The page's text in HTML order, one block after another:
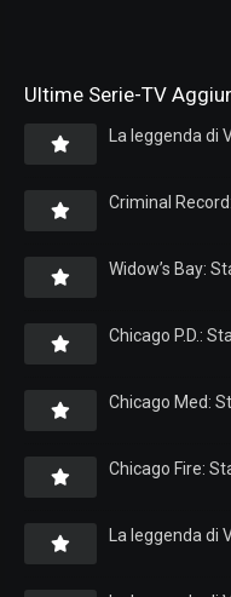
Ultime Serie-TV
La leggenda di
Criminal
Widow’s Bay:
Chicago P.D.:
Chicago Med:
Chicago Fire:
La leggenda di